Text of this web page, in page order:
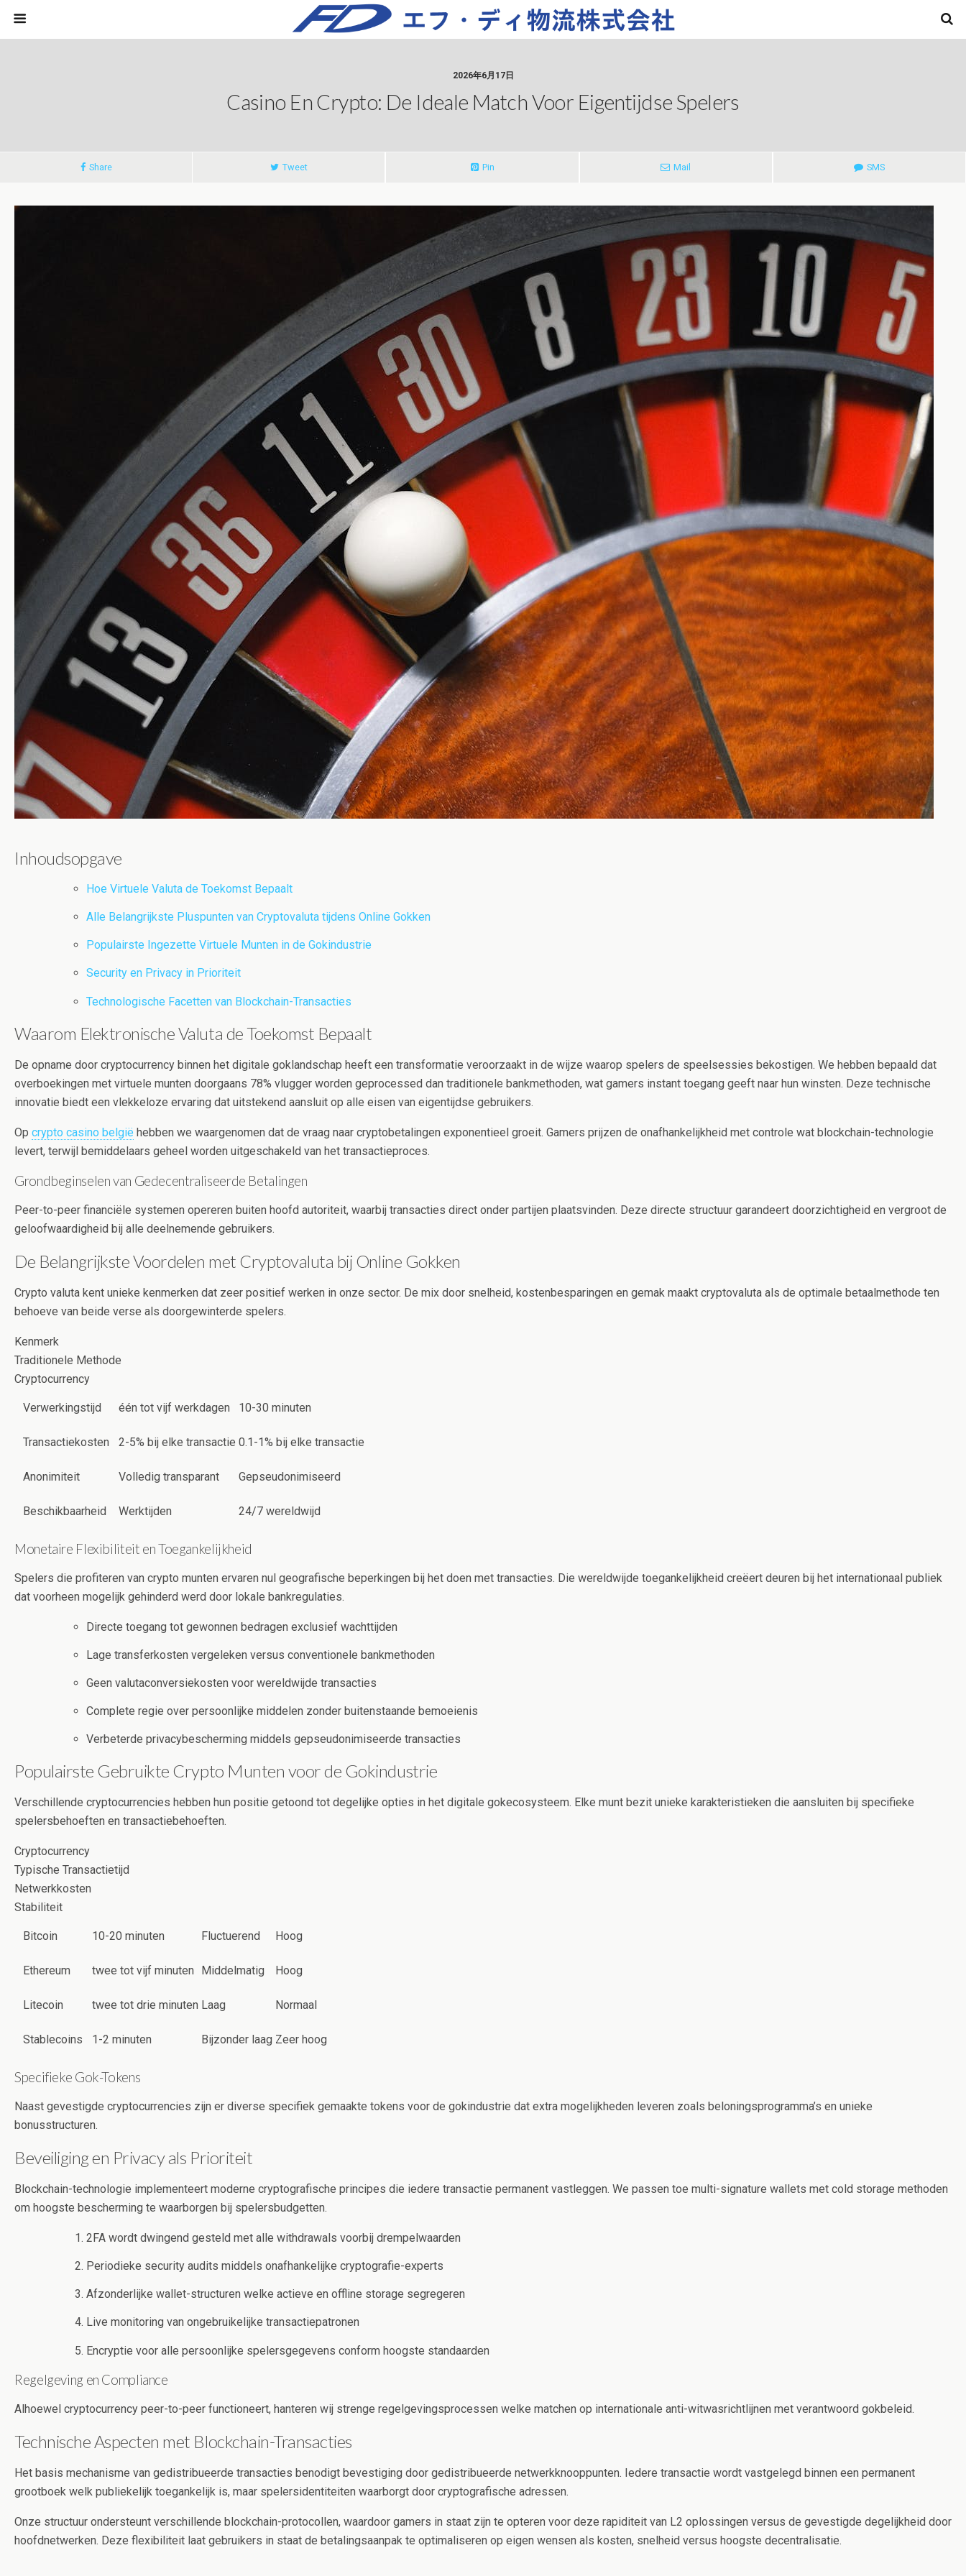
2026年6月17日
Casino En Crypto: De Ideale Match Voor Eigentijdse Spelers
Share Tweet Pin Mail SMS
Inhoudsopgave
Hoe Virtuele Valuta de Toekomst Bepaalt
Alle Belangrijkste Pluspunten van Cryptovaluta tijdens Online Gokken
Populairste Ingezette Virtuele Munten in de Gokindustrie
Security en Privacy in Prioriteit
Technologische Facetten van Blockchain-Transacties
Waarom Elektronische Valuta de Toekomst Bepaalt
De opname door cryptocurrency binnen het digitale goklandschap heeft een transformatie veroorzaakt in de wijze waarop spelers de speelsessies bekostigen. We hebben bepaald dat
overboekingen met virtuele munten doorgaans 78% vlugger worden geprocessed dan traditionele bankmethoden, wat gamers instant toegang geeft naar hun winsten. Deze technische
innovatie biedt een vlekkeloze ervaring dat uitstekend aansluit op alle eisen van eigentijdse gebruikers.
Op crypto casino belgië hebben we waargenomen dat de vraag naar cryptobetalingen exponentieel groeit. Gamers prijzen de onafhankelijkheid met controle wat blockchain-technologie
levert, terwijl bemiddelaars geheel worden uitgeschakeld van het transactieproces.
Grondbeginselen van Gedecentraliseerde Betalingen
Peer-to-peer financiële systemen opereren buiten hoofd autoriteit, waarbij transacties direct onder partijen plaatsvinden. Deze directe structuur garandeert doorzichtigheid en vergroot de
geloofwaardigheid bij alle deelnemende gebruikers.
De Belangrijkste Voordelen met Cryptovaluta bij Online Gokken
Crypto valuta kent unieke kenmerken dat zeer positief werken in onze sector. De mix door snelheid, kostenbesparingen en gemak maakt cryptovaluta als de optimale betaalmethode ten
behoeve van beide verse als doorgewinterde spelers.
Kenmerk
Traditionele Methode
Cryptocurrency
Verwerkingstijd één tot vijf werkdagen 10-30 minuten
Transactiekosten 2-5% bij elke transactie 0.1-1% bij elke transactie
Anonimiteit Volledig transparant Gepseudonimiseerd
Beschikbaarheid Werktijden 24/7 wereldwijd
Monetaire Flexibiliteit en Toegankelijkheid
Spelers die profiteren van crypto munten ervaren nul geografische beperkingen bij het doen met transacties. Die wereldwijde toegankelijkheid creëert deuren bij het internationaal publiek
dat voorheen mogelijk gehinderd werd door lokale bankregulaties.
Directe toegang tot gewonnen bedragen exclusief wachttijden
Lage transferkosten vergeleken versus conventionele bankmethoden
Geen valutaconversiekosten voor wereldwijde transacties
Complete regie over persoonlijke middelen zonder buitenstaande bemoeienis
Verbeterde privacybescherming middels gepseudonimiseerde transacties
Populairste Gebruikte Crypto Munten voor de Gokindustrie
Verschillende cryptocurrencies hebben hun positie getoond tot degelijke opties in het digitale gokecosysteem. Elke munt bezit unieke karakteristieken die aansluiten bij specifieke
spelersbehoeften en transactiebehoeften.
Cryptocurrency
Typische Transactietijd
Netwerkkosten
Stabiliteit
Bitcoin 10-20 minuten Fluctuerend Hoog
Ethereum twee tot vijf minuten Middelmatig Hoog
Litecoin twee tot drie minuten Laag Normaal
Stablecoins 1-2 minuten Bijzonder laag Zeer hoog
Specifieke Gok-Tokens
Naast gevestigde cryptocurrencies zijn er diverse specifiek gemaakte tokens voor de gokindustrie dat extra mogelijkheden leveren zoals beloningsprogramma’s en unieke
bonusstructuren.
Beveiliging en Privacy als Prioriteit
Blockchain-technologie implementeert moderne cryptografische principes die iedere transactie permanent vastleggen. We passen toe multi-signature wallets met cold storage methoden
om hoogste bescherming te waarborgen bij spelersbudgetten.
2FA wordt dwingend gesteld met alle withdrawals voorbij drempelwaarden
Periodieke security audits middels onafhankelijke cryptografie-experts
Afzonderlijke wallet-structuren welke actieve en offline storage segregeren
Live monitoring van ongebruikelijke transactiepatronen
Encryptie voor alle persoonlijke spelersgegevens conform hoogste standaarden
Regelgeving en Compliance
Alhoewel cryptocurrency peer-to-peer functioneert, hanteren wij strenge regelgevingsprocessen welke matchen op internationale anti-witwasrichtlijnen met verantwoord gokbeleid.
Technische Aspecten met Blockchain-Transacties
Het basis mechanisme van gedistribueerde transacties benodigt bevestiging door gedistribueerde netwerkknooppunten. Iedere transactie wordt vastgelegd binnen een permanent
grootboek welk publiekelijk toegankelijk is, maar spelersidentiteiten waarborgt door cryptografische adressen.
Onze structuur ondersteunt verschillende blockchain-protocollen, waardoor gamers in staat zijn te opteren voor deze rapiditeit van L2 oplossingen versus de gevestigde degelijkheid door
hoofdnetwerken. Deze flexibiliteit laat gebruikers in staat de betalingsaanpak te optimaliseren op eigen wensen als kosten, snelheid versus hoogste decentralisatie.